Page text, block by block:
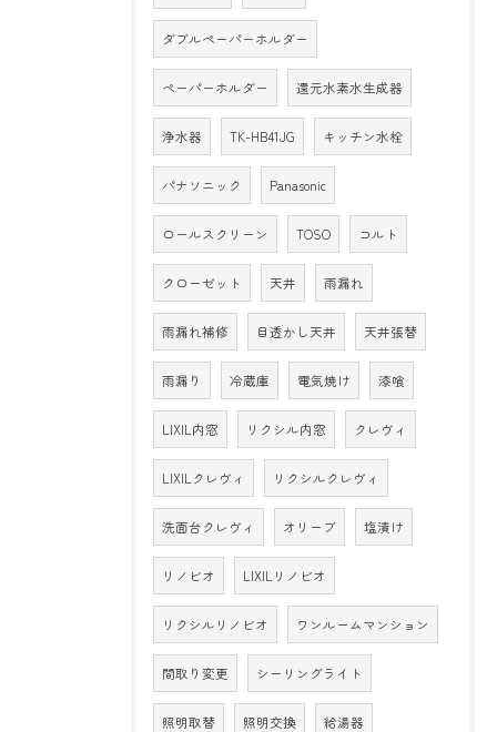
ダブルペーパーホルダー
ペーパーホルダー 還元水素水生成器
浄水器 TK-HB41JG キッチン水栓
パナソニック Panasonic
ロールスクリーン TOSO コルト
クローゼット 天井 雨漏れ
雨漏れ補修 目透かし天井 天井張替
雨漏り 冷蔵庫 電気焼け 漆喰
LIXIL内窓 リクシル内窓 クレヴィ
LIXILクレヴィ リクシルクレヴィ
洗面台クレヴィ オリーブ 塩漬け
リノビオ LIXILリノビオ
リクシルリノビオ ワンルームマンション
間取り変更 シーリングライト
照明取替 照明交換 給湯器